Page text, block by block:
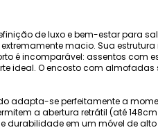
de luxo e bem-estar para
macio. Sua
é incomparável: assentos com
ideal. O encosto com
adapta-se perfeitamente a
a abertura retrátil (até
durabilidade em um móvel de